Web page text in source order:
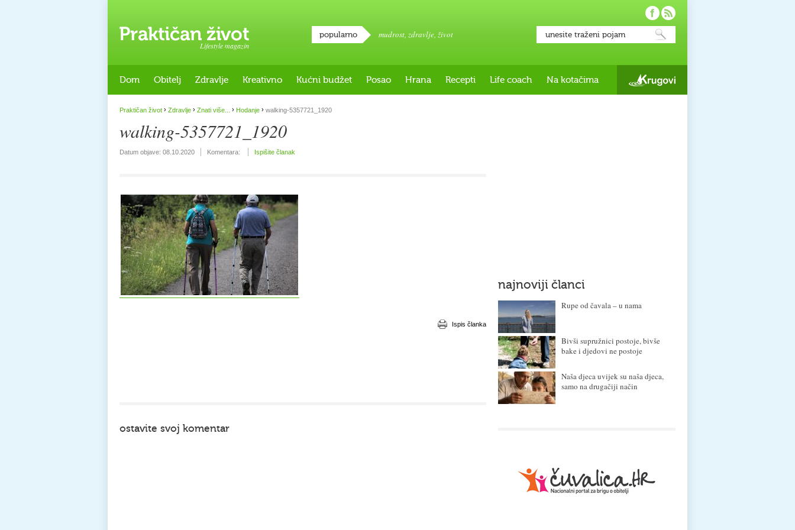
Lifestyle magazin
popularno mudrost, zdravlje, život
Dom Obitelj Zdravlje Kreativno Kućni budžet Posao Hrana Recepti Life coach Na kotačima
Praktičan život › Zdravlje › Znati više... › Hodanje › walking-5357721_1920
walking-5357721_1920
Datum objave: 08.10.2020 Komentara: Ispišite članak
Ispis članka
ostavite svoj komentar
najnoviji članci
Rupe od čavala – u nama
Bivši supružnici postoje, bivše
bake i djedovi ne postoje
Naša djeca uvijek su naša djeca,
samo na drugačiji način